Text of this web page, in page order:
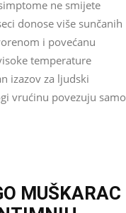
ne smijete
donose više sunčanih
i povećanu
temperature
izazov za ljudski
vrućinu povezuju samo
MUŠKARAC